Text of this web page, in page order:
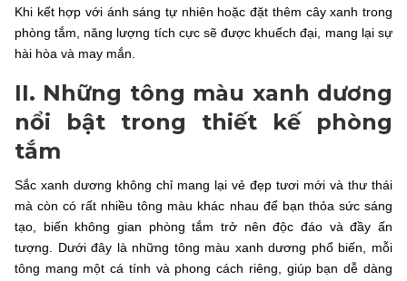
Khi kết hợp với ánh sáng tự nhiên hoặc đặt thêm cây xanh trong
phòng tắm, năng lượng tích cực sẽ được khuếch đại, mang lại sự
hài hòa và may mắn.
II. Những tông màu xanh dương
nổi bật trong thiết kế phòng
tắm
Sắc xanh dương không chỉ mang lại vẻ đẹp tươi mới và thư thái
mà còn có rất nhiều tông màu khác nhau để bạn thỏa sức sáng
tạo, biến không gian phòng tắm trở nên độc đáo và đầy ấn
tượng. Dưới đây là những tông màu xanh dương phổ biến, mỗi
tông mang một cá tính và phong cách riêng, giúp bạn dễ dàng